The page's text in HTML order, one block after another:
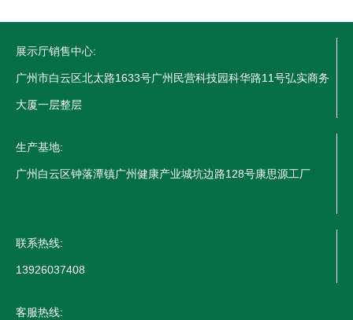
展示厅销售中心:
广州市白云区北太路1633号广州民营科技园科华路11号弘实商务
大厦一层整层
生产基地:
广州白云区钟落潭镇广州健康产业城坑边路128号康思源工厂
联系热线:
13926037408
客服热线: